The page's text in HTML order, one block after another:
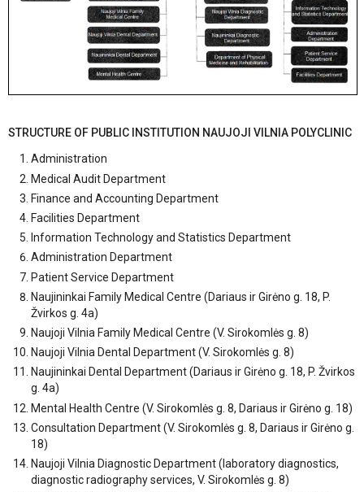
STRUCTURE OF PUBLIC INSTITUTION NAUJOJI VILNIA POLYCLINIC
Administration
Medical Audit Department
Finance and Accounting Department
Facilities Department
Information Technology and Statistics Department
Administration Department
Patient Service Department
Naujininkai Family Medical Centre (Dariaus ir Girėno g. 18, P.
Žvirkos g. 4a)
Naujoji Vilnia Family Medical Centre (V. Sirokomlės g. 8)
Naujoji Vilnia Dental Department (V. Sirokomlės g. 8)
Naujininkai Dental Department (Dariaus ir Girėno g. 18, P. Žvirkos
g. 4a)
Mental Health Centre (V. Sirokomlės g. 8, Dariaus ir Girėno g. 18)
Consultation Department (V. Sirokomlės g. 8, Dariaus ir Girėno g.
18)
Naujoji Vilnia Diagnostic Department (laboratory diagnostics,
diagnostic radiography services, V. Sirokomlės g. 8)